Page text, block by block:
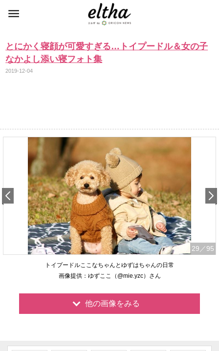
とにかく寝顔が可愛すぎる…トイプードル＆女の子
なかよし添い寝フォト集
2019-12-04
29 ／95
トイプードルここなちゃんとゆずはちゃんの日常
画像提供：ゆずここ（@mie.yzc）さん
他の画像をみる